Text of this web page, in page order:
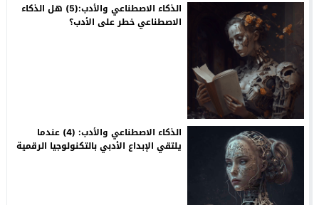
الذكاء الاصطناعي والأدب:(5) هل الذكاء
الاصطناعي خطر على الأدب؟
الذكاء الاصطناعي والأدب: (4) عندما
يلتقي الإبداع الأدبي بالتكنولوجيا الرقمية